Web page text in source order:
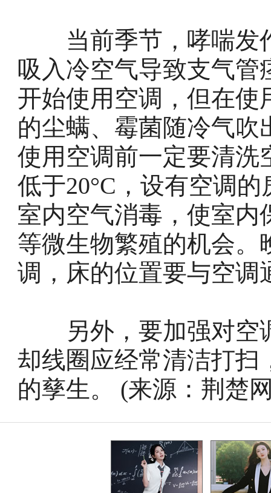
当前季节，哮喘发
吸入冷空气导致支气管
开始使用空调，但在使
的尘螨、霉菌随冷气
使用空调前一定要清洗
低于20°C，设有空调
室内空气消毒，使室内
等微生物繁殖的机会。
调，床的位置要与空调
另外，要加强对空
却线圈应经常清洁打扫
的孳生。 (来源：荆楚